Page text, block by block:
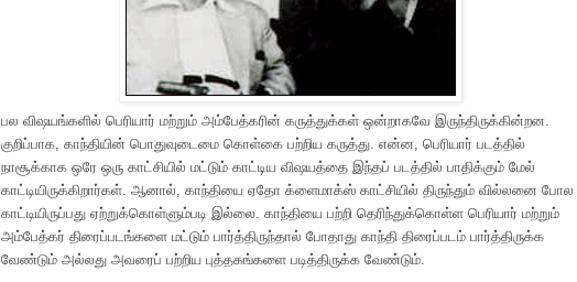
பல விஷயங்களில் பெரியார் மற்றும் அம்பேத்கரின் கருத்துக்கள் ஒன்றாகவே இருந்திருக்கின்றன.
குறிப்பாக, காந்தியின் பொதுவுடைமை கொள்கை பற்றிய கருத்து. என்ன, பெரியார் படத்தில்
நாசூக்காக ஒரே ஒரு காட்சியில் மட்டும் காட்டிய விஷயத்தை இந்தப் படத்தில் பாதிக்கும் மேல்
காட்டியிருக்கிறார்கள். ஆனால், காந்தியை ஏதோ க்ளைமாக்ஸ் காட்சியில் திருந்தும் வில்லனை போல
காட்டியிருப்பது ஏற்றுக்கொள்ளும்படி இல்லை. காந்தியை பற்றி தெரிந்துக்கொள்ள பெரியார் மற்றும்
அம்பேத்கர் திரைப்படங்களை மட்டும் பார்த்திருந்தால் போதாது காந்தி திரைப்படம் பார்த்திருக்க
வேண்டும் அல்லது அவரைப் பற்றிய புத்தகங்களை படித்திருக்க வேண்டும்.